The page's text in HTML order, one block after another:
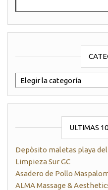
categorías
ULTIMAS
Depòsito maletas playa
Limpieza Sur GC
Asadero de Pollo
ALMA Massage &